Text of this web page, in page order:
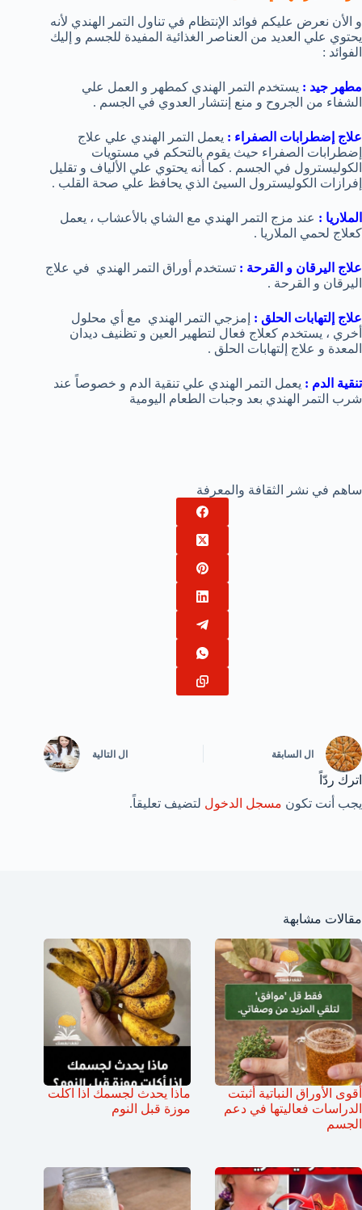
و الأن نعرض عليكم فوائد الإنتظام في تناول التمر الهندي لأنه
يحتوي علي العديد من العناصر الغذائية المفيدة للجسم و إليك
الفوائد :
مطهر جيد : يستخدم التمر الهندي كمطهر و العمل علي
الشفاء من الجروح و منع إنتشار العدوي في الجسم .
علاج إضطرابات الصفراء : يعمل التمر الهندي علي علاج
إضطرابات الصفراء حيث يقوم بالتحكم في مستويات
الكوليسترول في الجسم . كما أنه يحتوي علي الألياف و تقليل
إفرازات الكوليسترول السيئ الذي يحافظ علي صحة القلب .
الملاريا : عند مزج التمر الهندي مع الشاي بالأعشاب ، يعمل
كعلاج لحمي الملاريا .
علاج اليرقان و القرحة : تستخدم أوراق التمر الهندي في علاج
اليرقان و القرحة .
علاج إلتهابات الحلق : إمزجي التمر الهندي مع أي محلول
أخري ، يستخدم كعلاج فعال لتطهير العين و تظنيف ديدان
المعدة و علاج إلتهابات الحلق .
تنقية الدم : يعمل التمر الهندي علي تنقية الدم و خصوصاً عند
شرب التمر الهندي بعد وجبات الطعام اليومية
ساهم في نشر الثقافة والمعرفة
ال السابقة ال التالية
اترك ردّاً
يجب أنت تكون مسجل الدخول لتضيف تعليقاً.
مقالات مشابهة
أقوى الأوراق النباتية أثبتت
الدراسات فعاليتها في دعم
الجسم
ماذا يحدث لجسمك اذا اكلت
موزة قبل النوم